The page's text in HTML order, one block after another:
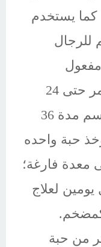
كما يستخدم
للرجال
سياليس من 30 دقيقة ويستمر حتى 24
ساعة . ويبقى تأثيره في الجسم مدة 36
حبة واحده
معدة فارغة؛
لعلاج
من حبة